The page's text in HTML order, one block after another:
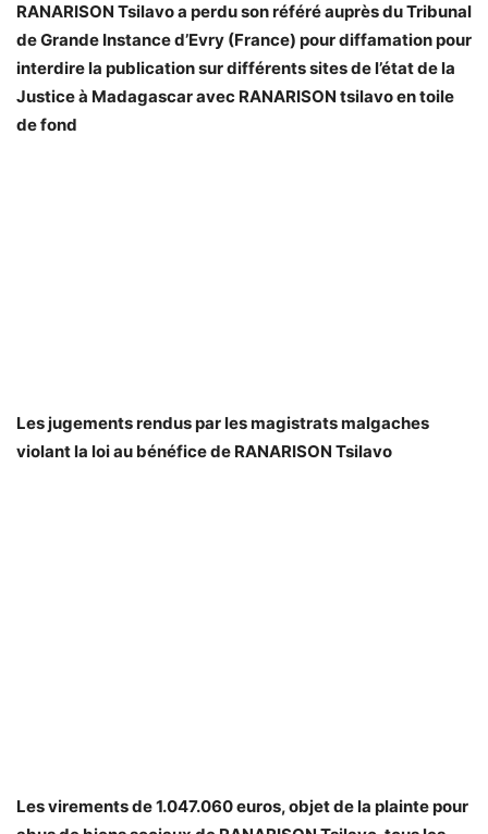
RANARISON Tsilavo a perdu son référé auprès du Tribunal
de Grande Instance d’Evry (France) pour diffamation pour
interdire la publication sur différents sites de l’état de la
Justice à Madagascar avec RANARISON tsilavo en toile
de fond
Les jugements rendus par les magistrats malgaches
violant la loi au bénéfice de RANARISON Tsilavo
Les virements de 1.047.060 euros, objet de la plainte pour